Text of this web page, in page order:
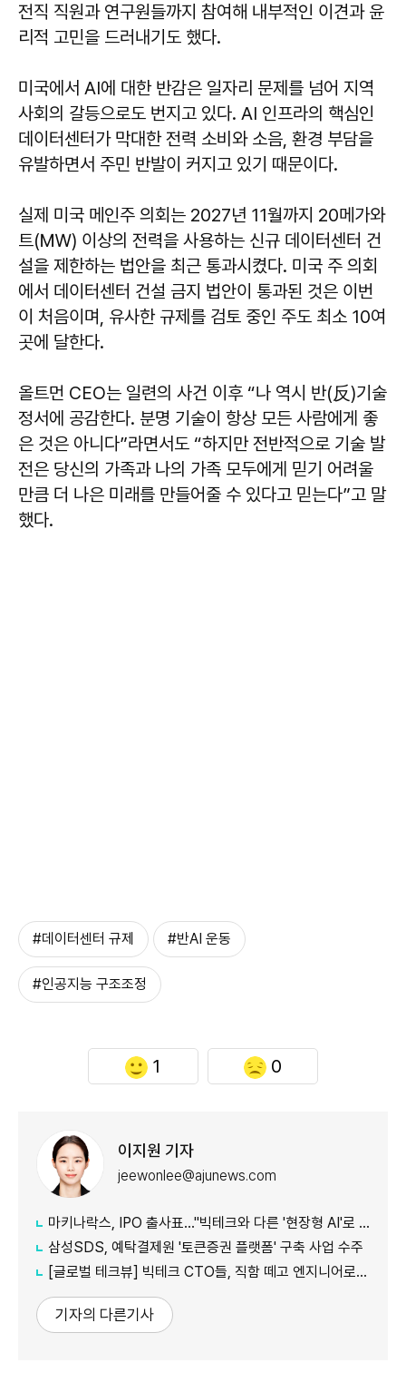
전직 직원과 연구원들까지 참여해 내부적인 이견과 윤
리적 고민을 드러내기도 했다.
미국에서 AI에 대한 반감은 일자리 문제를 넘어 지역
사회의 갈등으로도 번지고 있다. AI 인프라의 핵심인
데이터센터가 막대한 전력 소비와 소음, 환경 부담을
유발하면서 주민 반발이 커지고 있기 때문이다.
실제 미국 메인주 의회는 2027년 11월까지 20메가와
트(㎿) 이상의 전력을 사용하는 신규 데이터센터 건
설을 제한하는 법안을 최근 통과시켰다. 미국 주 의회
에서 데이터센터 건설 금지 법안이 통과된 것은 이번
이 처음이며, 유사한 규제를 검토 중인 주도 최소 10여
곳에 달한다.
올트먼 CEO는 일련의 사건 이후 “나 역시 반(反)기술
정서에 공감한다. 분명 기술이 항상 모든 사람에게 좋
은 것은 아니다”라면서도 “하지만 전반적으로 기술 발
전은 당신의 가족과 나의 가족 모두에게 믿기 어려울
만큼 더 나은 미래를 만들어줄 수 있다고 믿는다”고 말
했다.
#데이터센터 규제 #반AI 운동
#인공지능 구조조정
1 0
이지원 기자
jeewonlee@ajunews.com
마키나락스, IPO 출사표…"빅테크와 다른 '현장형 AI'로 승부"
삼성SDS, 예탁결제원 '토큰증권 플랫폼' 구축 사업 수주
[글로벌 테크뷰] 빅테크 CTO들, 직함 떼고 엔지니어로 유턴...'앤트로픽행 러시' 이유는
기자의 다른기사